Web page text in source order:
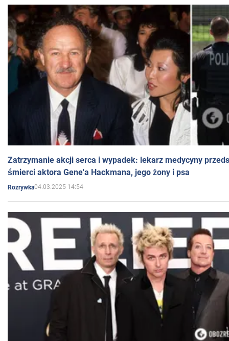
Zatrzymanie akcji serca i wypadek: lekarz medycyny
śmierci aktora Gene'a Hackmana, jego żony i psa
Rozrywka04.03.2025 14:54